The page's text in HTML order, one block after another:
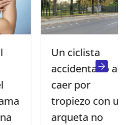
Un ciclista
accidentado al
caer por
tropiezo con una
arqueta no